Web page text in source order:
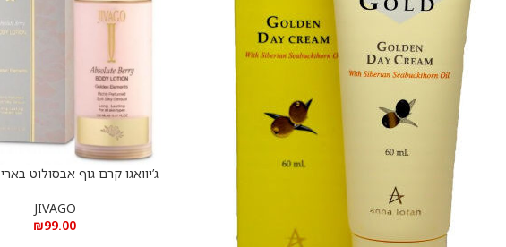
הוספה לסלג’יוואגו קרם גוף אבסולוט בארי 150 מ”ל
JIVAGO
₪99.00